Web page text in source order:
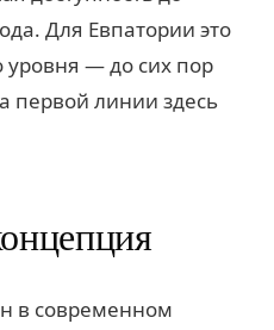
Для Евпатории это
уровня — до сих пор
первой линии здесь
в современном